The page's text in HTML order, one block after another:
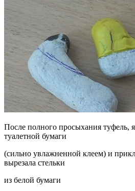
После полного просыхания туфель,
туалетной бумаги
(сильно увлажненной клеем) и
вырезала стельки
из белой бумаги